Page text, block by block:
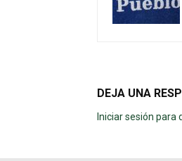
DEJA UNA
Iniciar sesión para